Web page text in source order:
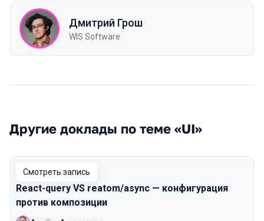
Дмитрий Грош
WIS Software
Другие доклады по теме «UI»
Смотреть запись
React-query VS reatom/async — конфигурация
против композиции